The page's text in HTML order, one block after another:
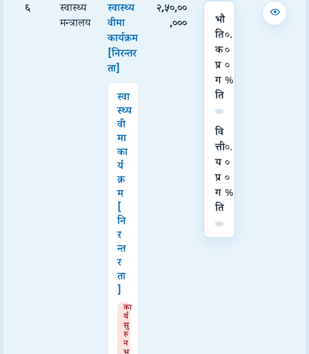
६
स्वास्थ्य
मन्त्रालय
स्वास्थ्य
वीमा
कार्यक्रम
[निरन्तर
ता]
स्वा
स्थ्य
वी
मा
का
र्य
क्र
म
[
नि
र
न्त
र
ता
]
का
र्य
सु
रु
न
२,५०,००
,०००
भौ
ति
क
प्र
ग
ति
०.
०
०
%
वि
त्ती
य
प्र
ग
ति
०.
०
०
%